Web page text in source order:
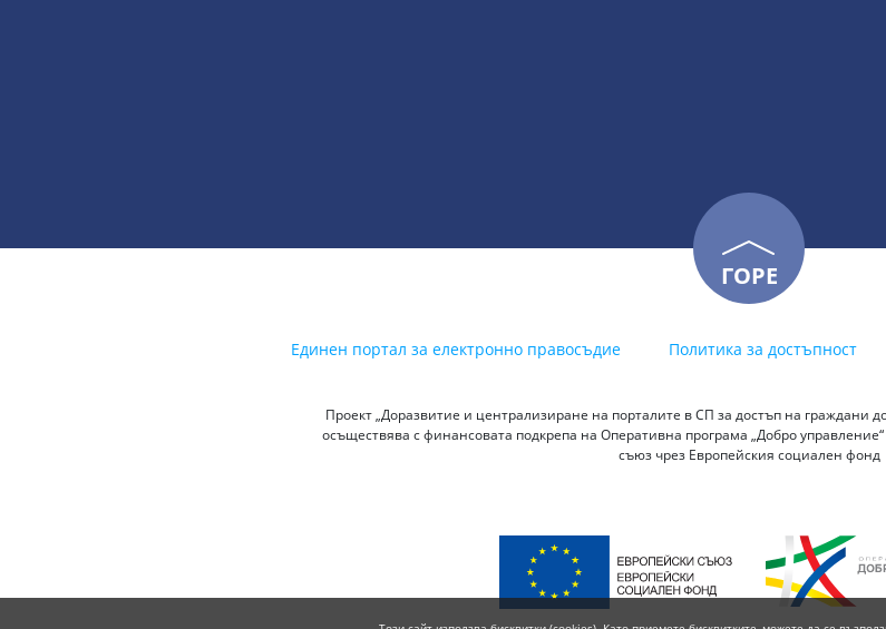
ГОРЕ
Единен портал за електронно правосъдие Политика за достъпност
Проект „Доразвитие и централизиране на порталите в СП за достъп на граждани
осъществява с финансовата подкрепа на Оперативна програма „Добро
съюз чрез Европейския социален фонд